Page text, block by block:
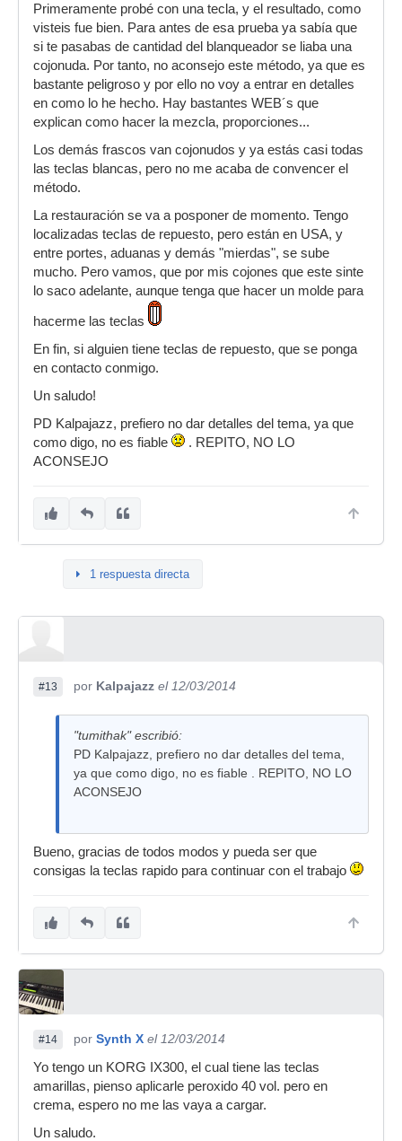
Primeramente probé con una tecla, y el resultado, como
visteis fue bien. Para antes de esa prueba ya sabía que
si te pasabas de cantidad del blanqueador se liaba una
cojonuda. Por tanto, no aconsejo este método, ya que es
bastante peligroso y por ello no voy a entrar en detalles
en como lo he hecho. Hay bastantes WEB´s que
explican como hacer la mezcla, proporciones...
Los demás frascos van cojonudos y ya estás casi todas
las teclas blancas, pero no me acaba de convencer el
método.
La restauración se va a posponer de momento. Tengo
localizadas teclas de repuesto, pero están en USA, y
entre portes, aduanas y demás "mierdas", se sube
mucho. Pero vamos, que por mis cojones que este sinte
lo saco adelante, aunque tenga que hacer un molde para
hacerme las teclas
En fin, si alguien tiene teclas de repuesto, que se ponga
en contacto conmigo.
Un saludo!
PD Kalpajazz, prefiero no dar detalles del tema, ya que
como digo, no es fiable
. REPITO, NO LO
ACONSEJO
1 respuesta directa
#13 por Kalpajazz el 12/03/2014
"tumithak" escribió:
PD Kalpajazz, prefiero no dar detalles del tema,
ya que como digo, no es fiable . REPITO, NO LO
ACONSEJO
Bueno, gracias de todos modos y pueda ser que
consigas la teclas rapido para continuar con el trabajo
#14 por Synth X el 12/03/2014
Yo tengo un KORG IX300, el cual tiene las teclas
amarillas, pienso aplicarle peroxido 40 vol. pero en
crema, espero no me las vaya a cargar.
Un saludo.